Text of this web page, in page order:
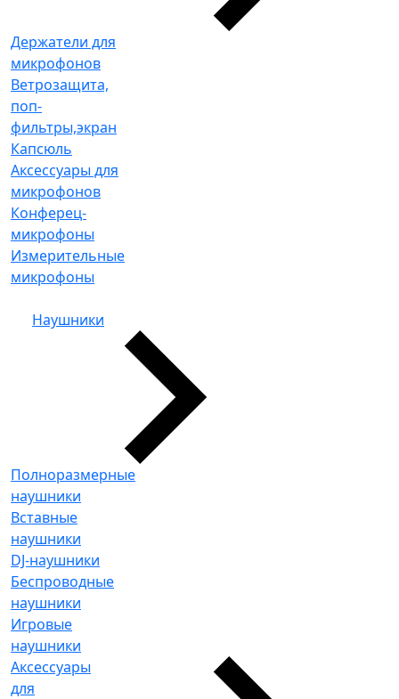
Держатели для
микрофонов
Ветрозащита,
поп-
фильтры,экран
Капсюль
Аксессуары для
микрофонов
Конферец-
микрофоны
Измерительные
микрофоны
Наушники
Полноразмерные
наушники
Вставные
наушники
DJ-наушники
Беспроводные
наушники
Игровые
наушники
Аксессуары
для